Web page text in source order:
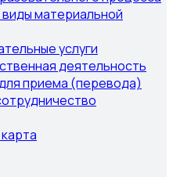
материальной
услуги
деятельность
приема (перевода)